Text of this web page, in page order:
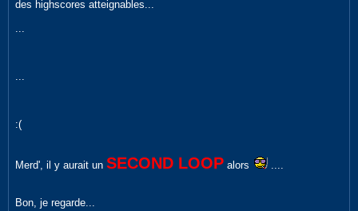
des highscores atteignables...
...
...
:(
Merd', il y aurait un SECOND LOOP alors ....
Bon, je regarde...